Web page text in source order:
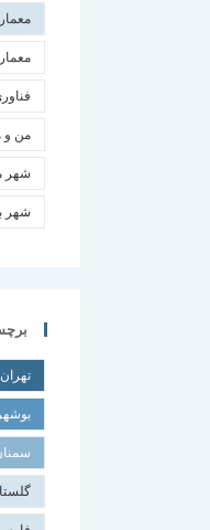
من و
شهر
شهر
تهران
بوشهر